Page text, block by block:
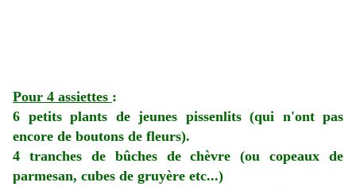
Pour 4 assiettes :
6 petits plants de jeunes pissenlits (qui n'ont pas
encore de boutons de fleurs).
4 tranches de bûches de chèvre (ou copeaux de
parmesan, cubes de gruyère etc...)